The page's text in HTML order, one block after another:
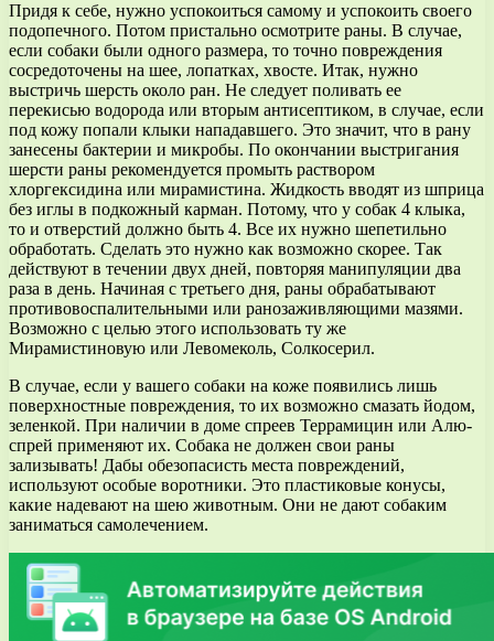
Придя к себе, нужно успокоиться самому и успокоить своего
подопечного. Потом пристально осмотрите раны. В случае,
если собаки были одного размера, то точно повреждения
сосредоточены на шее, лопатках, хвосте. Итак, нужно
выстричь шерсть около ран. Не следует поливать ее
перекисью водорода или вторым антисептиком, в случае, если
под кожу попали клыки нападавшего. Это значит, что в рану
занесены бактерии и микробы. По окончании выстригания
шерсти раны рекомендуется промыть раствором
хлоргексидина или мирамистина. Жидкость вводят из шприца
без иглы в подкожный карман. Потому, что у собак 4 клыка,
то и отверстий должно быть 4. Все их нужно шепетильно
обработать. Сделать это нужно как возможно скорее. Так
действуют в течении двух дней, повторяя манипуляции два
раза в день. Начиная с третьего дня, раны обрабатывают
противовоспалительными или ранозаживляющими мазями.
Возможно с целью этого использовать ту же
Мирамистиновую или Левомеколь, Солкосерил.
В случае, если у вашего собаки на коже появились лишь
поверхностные повреждения, то их возможно смазать йодом,
зеленкой. При наличии в доме спреев Террамицин или Алю-
спрей применяют их. Собака не должен свои раны
зализывать! Дабы обезопасисть места повреждений,
используют особые воротники. Это пластиковые конусы,
какие надевают на шею животным. Они не дают собаким
заниматься самолечением.